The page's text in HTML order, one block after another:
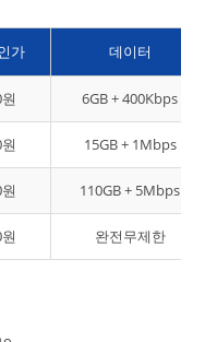
가 데이터
6GB + 400Kbps
15GB + 1Mbps
110GB + 5Mbps
완전무제한